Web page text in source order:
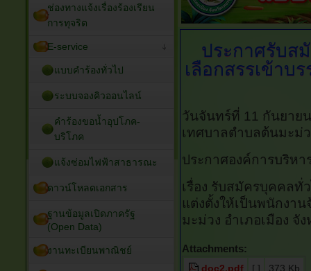
ประกาศรับส
เลือกสรรเข้าบ
วันจันทร์ที่ 11 กันยาย
เทศบาลตำบลต้นมะม่
ประกาศองค์การบริห
เรื่อง รับสมัครบุคคลทั่
แต่งตั้งให้เป็นพนักงา
มะม่วง อำเภอเมือง จั
Attachments:
doc2.pdf [ ] 373 Kb
ช่องทางแจ้งเรื่องร้องเรียน
การทุจริต
E-service
แบบคำร้องทั่วไป
ระบบจองคิวออนไลน์
คำร้องขอน้ำอุปโภค-
บริโภค
แจ้งซ่อมไฟฟ้าสาธารณะ
ดาวน์โหลดเอกสาร
ฐานข้อมูลเปิดภาครัฐ
(Open Data)
งานทะเบียนพาณิชย์